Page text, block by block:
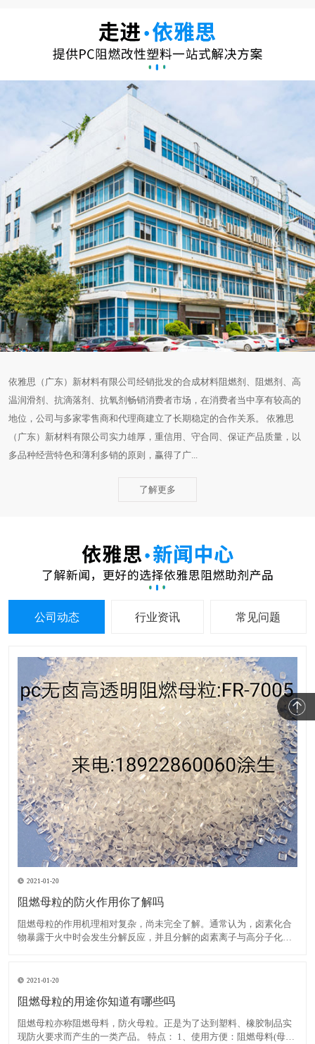
依雅思（广东）新材料有限公司经销批发的合成材料阻燃剂、阻燃剂、高
温润滑剂、抗滴落剂、抗氧剂畅销消费者市场，在消费者当中享有较高的
地位，公司与多家零售商和代理商建立了长期稳定的合作关系。 依雅思
（广东）新材料有限公司实力雄厚，重信用、守合同、保证产品质量，以
多品种经营特色和薄利多销的原则，赢得了广...
了解更多
公司动态 行业资讯 常见问题
2021-01-20
阻燃母粒的防火作用你了解吗
阻燃母粒的作用机理相对复杂，尚未完全了解。通常认为，卤素化合
物暴露于火中时会发生分解反应，并且分解的卤素离子与高分子化合
了燃烧速度，直到火焰熄灭为止。在卤素中，溴比氯具有更高的阻
2021-01-20
阻燃母粒的用途你知道有哪些吗
阻燃母粒亦称阻燃母料，防火母粒。正是为了达到塑料、橡胶制品实
现防火要求而产生的一类产品。 特点： 1、使用方便：阻燃母料(母粒)